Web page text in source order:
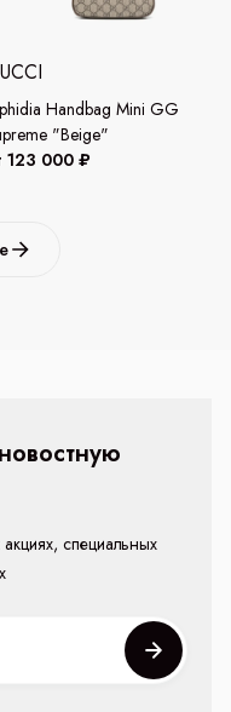
Handbag Mini GG
"Beige"
123 000 ₽
специальных